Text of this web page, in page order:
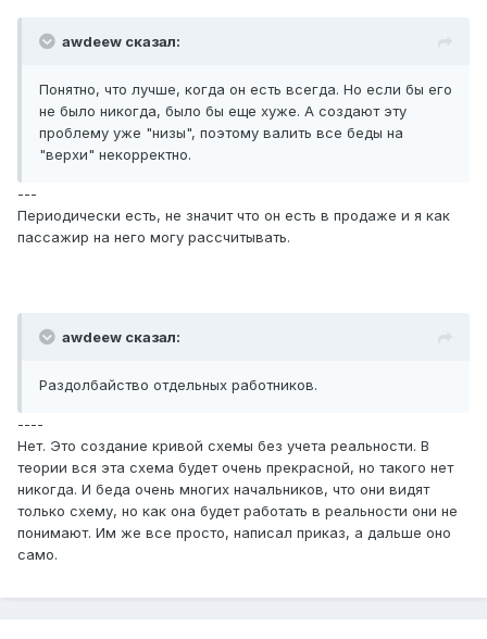
awdeew сказал:
Понятно, что лучше, когда он есть всегда. Но если бы его
не было никогда, было бы еще хуже. А создают эту
проблему уже "низы", поэтому валить все беды на
"верхи" некорректно.
---
Периодически есть, не значит что он есть в продаже и я как
пассажир на него могу рассчитывать.
awdeew сказал:
Раздолбайство отдельных работников.
----
Нет. Это создание кривой схемы без учета реальности. В
теории вся эта схема будет очень прекрасной, но такого нет
никогда. И беда очень многих начальников, что они видят
только схему, но как она будет работать в реальности они не
понимают. Им же все просто, написал приказ, а дальше оно
само.